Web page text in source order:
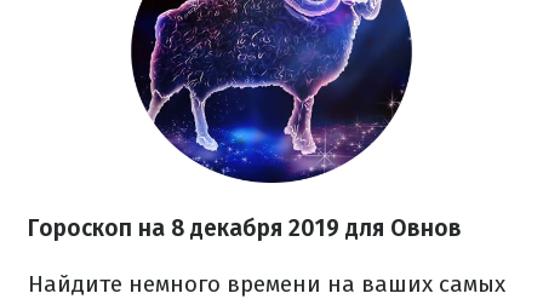
Гороскоп на 8 декабря 2019 для Овнов
Найдите немного времени на ваших самых